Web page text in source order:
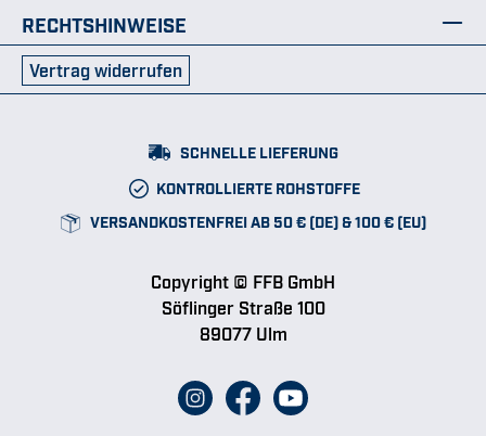
RECHTSHINWEISE
Vertrag widerrufen
SCHNELLE LIEFERUNG
KONTROLLIERTE ROHSTOFFE
VERSANDKOSTENFREI AB 50 € (DE) & 100 € (EU)
Copyright © FFB GmbH
Söflinger Straße 100
89077 Ulm